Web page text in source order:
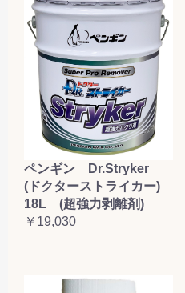
ペンギン Dr.Stryker
(ドクターストライカー)
18L (超強力剥離剤)
￥19,030